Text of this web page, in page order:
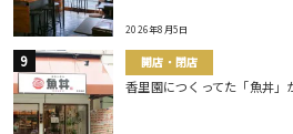
2026年8月5日
開店・閉店
香里園につくってた「魚丼」